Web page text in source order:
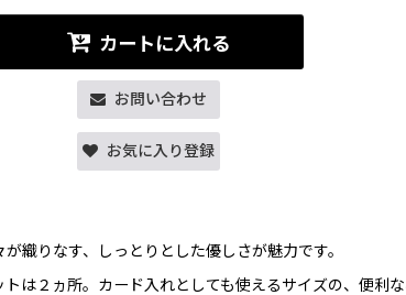
カートに入れる
お問い合わせ
お気に入り登録
織りなす、しっとりとした優しさが魅力です。
は２ヵ所。カード入れとしても使えるサイズの、便利な